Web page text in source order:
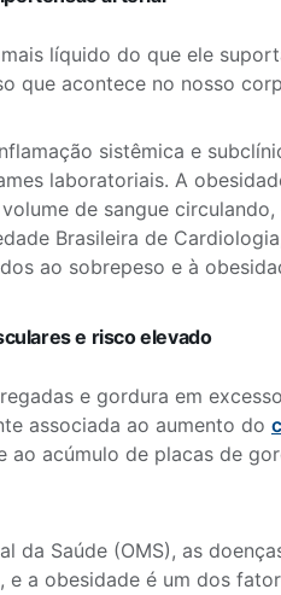
líquido do que ele
que acontece no nosso
sistêmica e
laboratoriais. A
de sangue
Brasileira de
ao sobrepeso e à
e risco elevado
e gordura em
associada ao aumento do
ao acúmulo de placas de
da Saúde (OMS), as
a obesidade é um dos